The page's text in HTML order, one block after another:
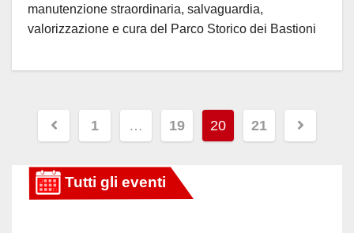
manutenzione straordinaria, salvaguardia,
valorizzazione e cura del Parco Storico dei Bastioni
Paginazione
degli
articoli
1 … 19 20 21